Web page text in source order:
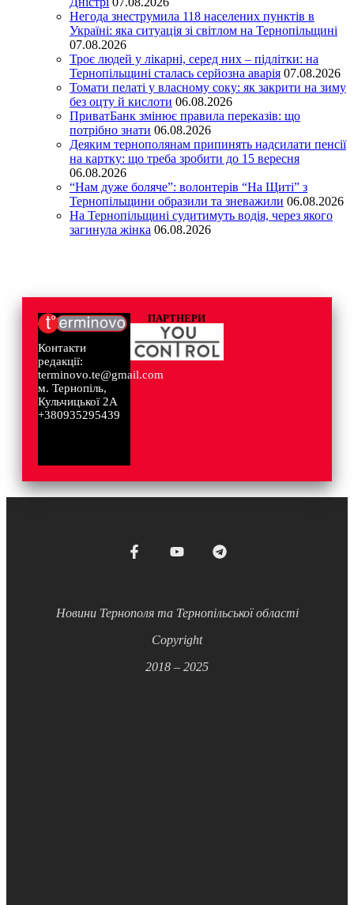
Негода знеструмила 118 населених пунктів в
Україні: яка ситуація зі світлом на Тернопільщині
07.08.2026
Троє людей у лікарні, серед них – підлітки: на
Тернопільщині сталась серйозна аварія 07.08.2026
Томати пелаті у власному соку: як закрити на зиму
без оцту й кислоти 06.08.2026
ПриватБанк змінює правила переказів: що
потрібно знати 06.08.2026
Деяким тернополянам припинять надсилати пенсії
на картку: що треба зробити до 15 вересня
06.08.2026
“Нам дуже боляче”: волонтерів “На Щиті” з
Тернопільщини образили та зневажили 06.08.2026
На Тернопільщині судитимуть водія, через якого
загинула жінка 06.08.2026
Контакти
редакції:
terminovo.te@gmail.com
м. Тернопіль,
Кульчицької 2А
+380935295439
ПАРТНЕРИ
Новини Тернополя та Тернопільської області
Copyright
2018 – 2025